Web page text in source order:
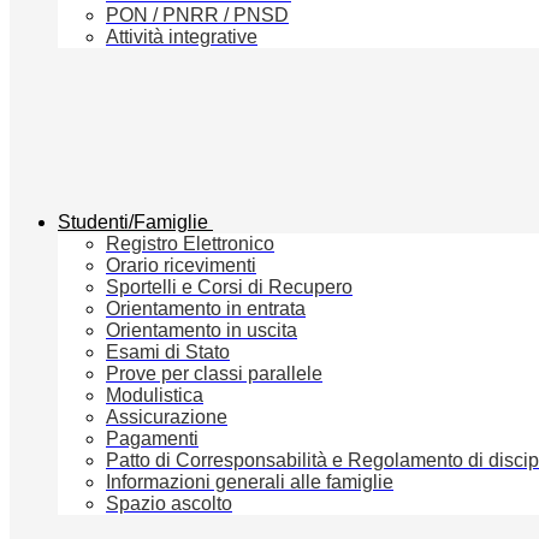
PON / PNRR / PNSD
Attività integrative
Studenti/Famiglie
Registro Elettronico
Orario ricevimenti
Sportelli e Corsi di Recupero
Orientamento in entrata
Orientamento in uscita
Esami di Stato
Prove per classi parallele
Modulistica
Assicurazione
Pagamenti
Patto di Corresponsabilità e Regolamento di
Informazioni generali alle famiglie
Spazio ascolto